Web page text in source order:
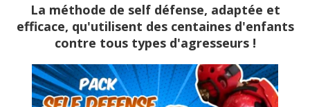
La méthode de self défense, adaptée et
efficace, qu'utilisent des centaines d'enfants
contre tous types d'agresseurs !